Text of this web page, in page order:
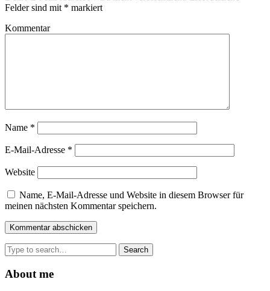
Felder sind mit * markiert
Kommentar
Name *
E-Mail-Adresse *
Website
Name, E-Mail-Adresse und Website in diesem Browser für
meinen nächsten Kommentar speichern.
Search
for:
About me